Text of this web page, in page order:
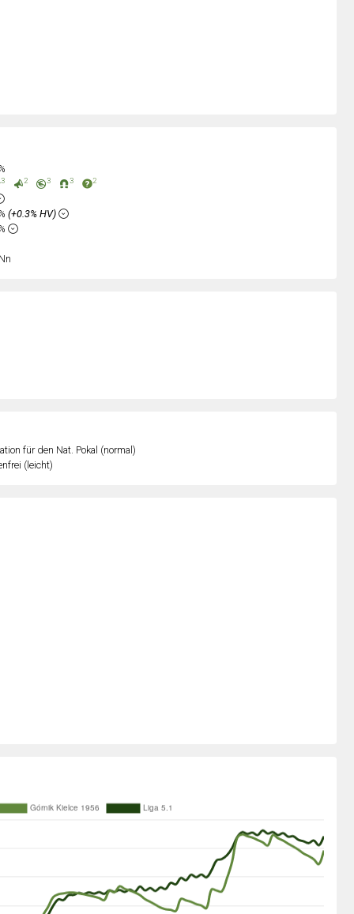
für den Nat. Pokal (normal)
(leicht)
3 2 3 3 2
(+0.3% HV)